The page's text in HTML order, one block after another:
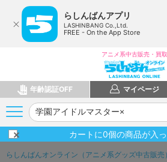
らしんばんアプリ
LASHINBANG Co.,Ltd.
FREE - On the App Store
アニメ系中古販売・買取
年齢認証OFF マイページ
カートに0個の商品が入
らしんばんオンライン（アニメ系グッズ中古販売